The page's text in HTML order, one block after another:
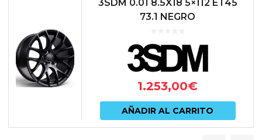
3SDM 0.01 8.5X18 5×112 ET45
73.1 NEGRO
1.253,00€
AÑADIR AL CARRITO